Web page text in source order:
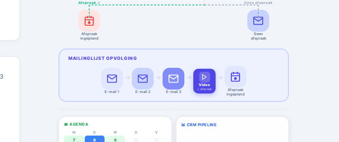
Afspraak ✓ Geen afspraak
Afspraak
ingepland
Geen
afspraak
MAILINGLIJST OPVOLGING
E-mail 1
→
E-mail 2
→
E-mail 3
→
Video
+ afspraak
→
Afspraak
ingepland
📅 AGENDA
M D W D V
7 8 9 10
11
📊 CRM PIPELINE